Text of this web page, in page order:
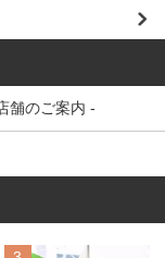
舗のご案内 -